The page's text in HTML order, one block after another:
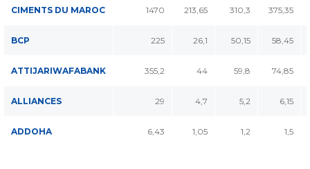
CIMENTS DU MAROC 1470 213,65 310,3 375,35
BCP 225 26,1 50,15 58,45
ATTIJARIWAFABANK 355,2 44 59,8 74,85
ALLIANCES 29 4,7 5,2 6,15
ADDOHA 6,43 1,05 1,2 1,5